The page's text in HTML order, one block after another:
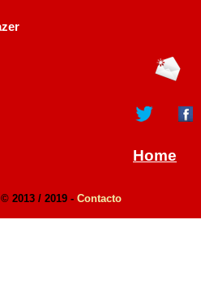
Home
2013 / 2019 - Contacto